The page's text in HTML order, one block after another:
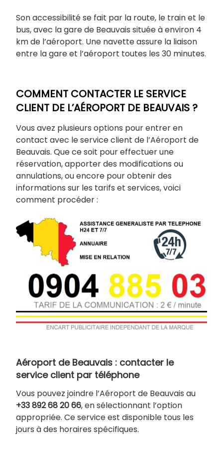
Son accessibilité se fait par la route, le train et le
bus, avec la gare de Beauvais située à environ 4
km de l’aéroport. Une navette assure la liaison
entre la gare et l’aéroport toutes les 30 minutes.
COMMENT CONTACTER LE SERVICE
CLIENT DE L’AÉROPORT DE BEAUVAIS ?
Vous avez plusieurs options pour entrer en
contact avec le service client de l’Aéroport de
Beauvais. Que ce soit pour effectuer une
réservation, apporter des modifications ou
annulations, ou encore pour obtenir des
informations sur les tarifs et services, voici
comment procéder :
Aéroport de Beauvais : contacter le
service client par téléphone
Vous pouvez joindre l’Aéroport de Beauvais au
+33 892 68 20 66, en sélectionnant l’option
appropriée. Ce service est disponible tous les
jours à des horaires spécifiques.